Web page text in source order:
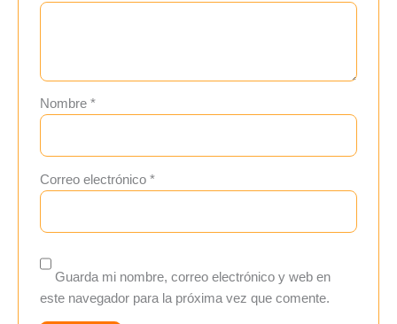
Nombre*
Correo electrónico*
Guarda mi nombre, correo electrónico y web en
este navegador para la próxima vez que comente.